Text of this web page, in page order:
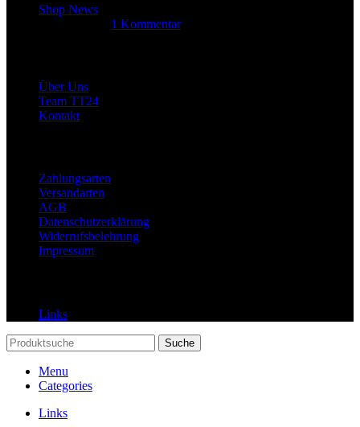
Shop News
1 Kommentar
Über Uns
Team TT24
Kontakt
Zahlungsarten
Versandarten
AGB
Datenschutzerklärung
Widerrufsbelehrung
Impressum
Links
Suche
Menu
Categories
Links